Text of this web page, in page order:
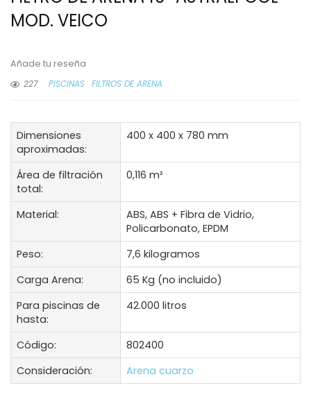
MOD. VEICO
Añade tu reseña
227
PISCINAS FILTROS DE ARENA
Dimensiones
aproximadas:
400 x 400 x 780 mm
Área de filtración
total:
0,116 m²
Material:
ABS, ABS + Fibra de Vidrio,
Policarbonato, EPDM
Peso:
7,6 kilogramos
Carga Arena:
65 Kg (no incluido)
Para piscinas de
hasta:
42.000 litros
Código:
802400
Consideración:
Arena cuarzo